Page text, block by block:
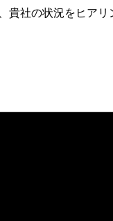
貴社の状況をヒア